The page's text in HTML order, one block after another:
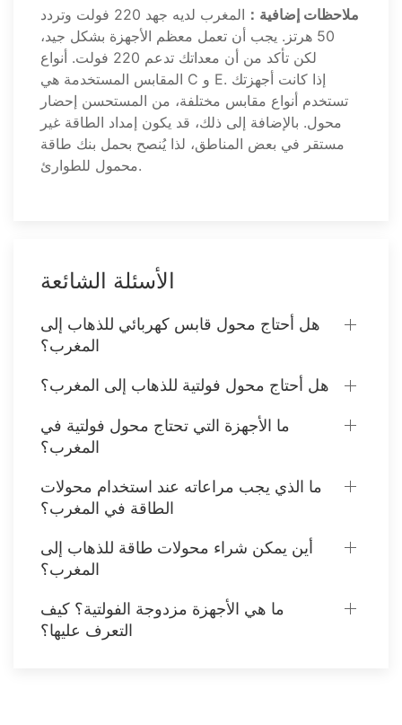
ملاحظات إضافية：
المغرب لديه جهد 220 فولت وتردد
50 هرتز. يجب أن تعمل معظم الأجهزة بشكل جيد،
لكن تأكد من أن معداتك تدعم 220 فولت. أنواع
المقابس المستخدمة هي C و E. إذا كانت أجهزتك
تستخدم أنواع مقابس مختلفة، من المستحسن إحضار
محول. بالإضافة إلى ذلك، قد يكون إمداد الطاقة غير
مستقر في بعض المناطق، لذا يُنصح بحمل بنك طاقة
محمول للطوارئ.
الأسئلة الشائعة
هل أحتاج محول قابس كهربائي للذهاب إلى
المغرب؟
هل أحتاج محول فولتية للذهاب إلى المغرب؟
ما الأجهزة التي تحتاج محول فولتية في
المغرب؟
ما الذي يجب مراعاته عند استخدام محولات
الطاقة في المغرب؟
أين يمكن شراء محولات طاقة للذهاب إلى
المغرب؟
ما هي الأجهزة مزدوجة الفولتية؟ كيف
التعرف عليها؟